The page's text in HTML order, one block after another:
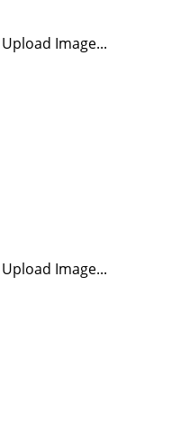
Upload Image...
Upload Image...